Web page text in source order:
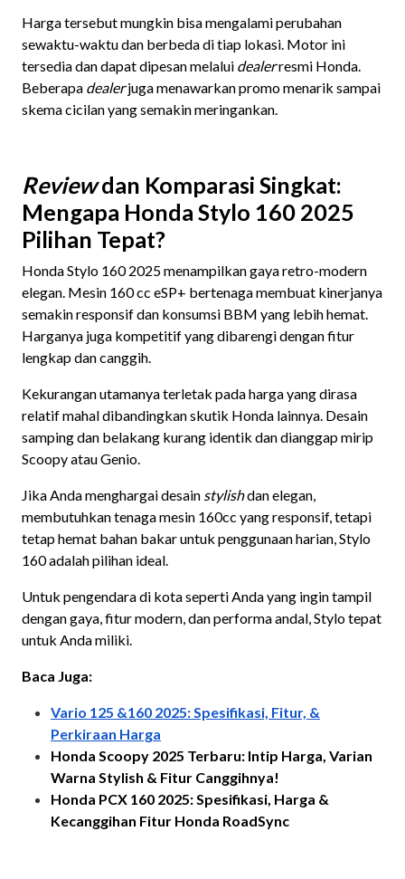
Harga tersebut mungkin bisa mengalami perubahan
sewaktu-waktu dan berbeda di tiap lokasi. Motor ini
tersedia dan dapat dipesan melalui dealerresmi Honda.
Beberapa dealerjuga menawarkan promo menarik sampai
skema cicilan yang semakin meringankan.
Reviewdan Komparasi Singkat:
Mengapa Honda Stylo 160 2025
Pilihan Tepat?
Honda Stylo 160 2025 menampilkan gaya retro-modern
elegan. Mesin 160 cc eSP+ bertenaga membuat kinerjanya
semakin responsif dan konsumsi BBM yang lebih hemat.
Harganya juga kompetitif yang dibarengi dengan fitur
lengkap dan canggih.
Kekurangan utamanya terletak pada harga yang dirasa
relatif mahal dibandingkan skutik Honda lainnya. Desain
samping dan belakang kurang identik dan dianggap mirip
Scoopy atau Genio.
Jika Anda menghargai desain stylishdan elegan,
membutuhkan tenaga mesin 160cc yang responsif, tetapi
tetap hemat bahan bakar untuk penggunaan harian, Stylo
160 adalah pilihan ideal.
Untuk pengendara di kota seperti Anda yang ingin tampil
dengan gaya, fitur modern, dan performa andal, Stylo tepat
untuk Anda miliki.
Baca Juga:
Vario 125 &160 2025: Spesifikasi, Fitur, &
Perkiraan Harga
Honda Scoopy 2025 Terbaru: Intip Harga, Varian
Warna Stylish & Fitur Canggihnya!
Honda PCX 160 2025: Spesifikasi, Harga &
Kecanggihan Fitur Honda RoadSync